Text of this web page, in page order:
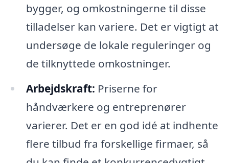
bygger, og omkostningerne til disse
tilladelser kan variere. Det er vigtigt at
undersøge de lokale reguleringer og
de tilknyttede omkostninger.
Arbejdskraft: Priserne for
håndværkere og entreprenører
varierer. Det er en god idé at indhente
flere tilbud fra forskellige firmaer, så